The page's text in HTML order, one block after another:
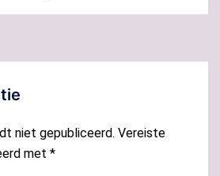
niet gepubliceerd. Vereiste
met *